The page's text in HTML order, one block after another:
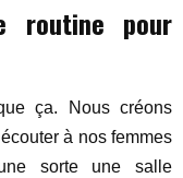
routine pour
ça. Nous créons
à nos femmes
sorte une salle